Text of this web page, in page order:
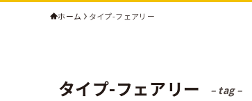
ホーム タイプ-フェアリー
タイプ-フェアリー – tag –